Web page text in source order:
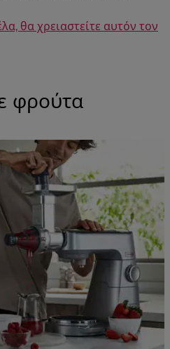
θα χρειαστείτε αυτόν τον
φρούτα